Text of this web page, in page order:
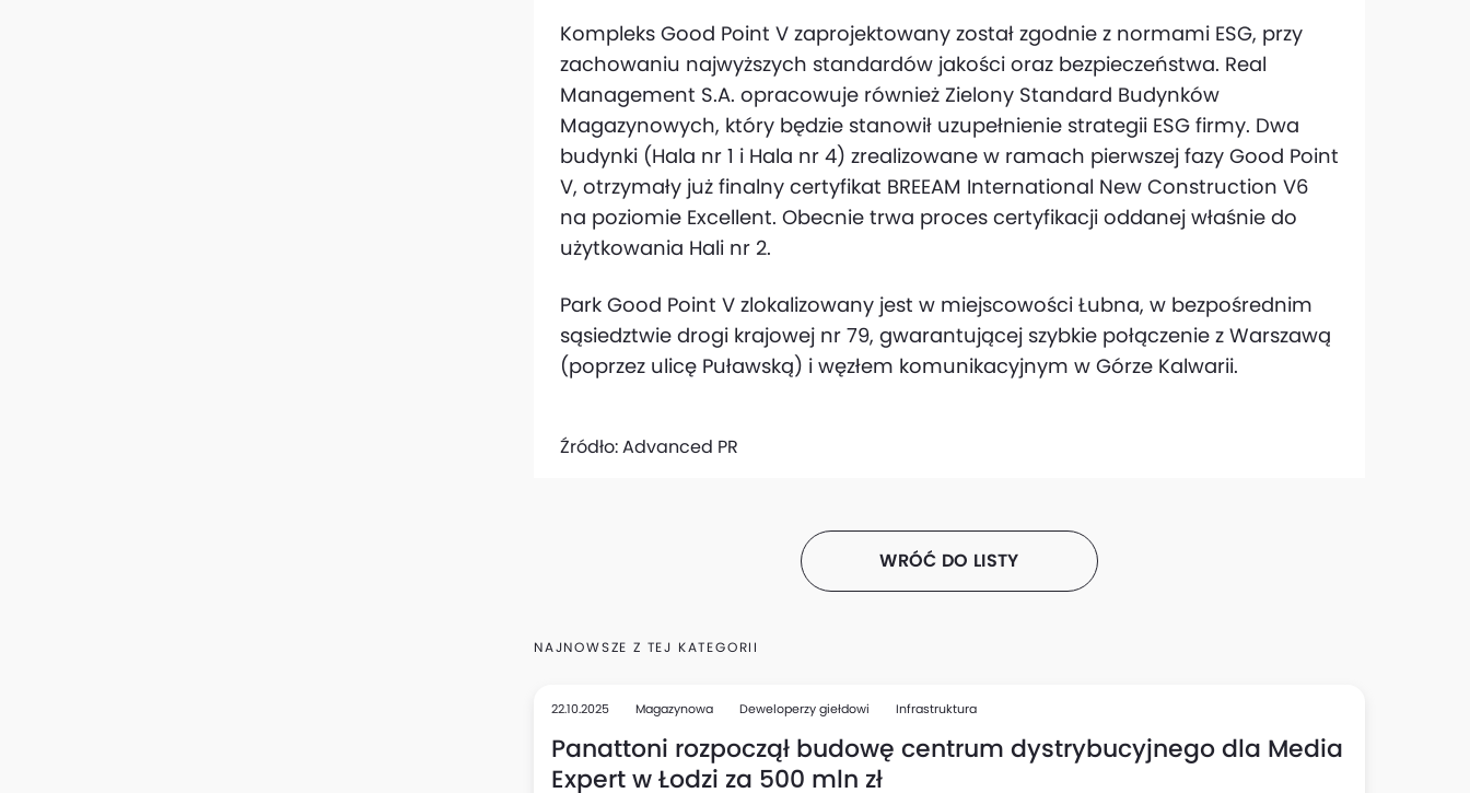
Kompleks Good Point V zaprojektowany został zgodnie z normami ESG, przy
zachowaniu najwyższych standardów jakości oraz bezpieczeństwa. Real
Management S.A. opracowuje również Zielony Standard Budynków
Magazynowych, który będzie stanowił uzupełnienie strategii ESG firmy. Dwa
budynki (Hala nr 1 i Hala nr 4) zrealizowane w ramach pierwszej fazy Good Point
V, otrzymały już finalny certyfikat BREEAM International New Construction V6
na poziomie Excellent. Obecnie trwa proces certyfikacji oddanej właśnie do
użytkowania Hali nr 2.
Park Good Point V zlokalizowany jest w miejscowości Łubna, w bezpośrednim
sąsiedztwie drogi krajowej nr 79, gwarantującej szybkie połączenie z Warszawą
(poprzez ulicę Puławską) i węzłem komunikacyjnym w Górze Kalwarii.
Źródło:Advanced PR
WRÓĆ DO LISTY
NAJNOWSZE Z TEJ KATEGORII
22.10.2025 Magazynowa Deweloperzy giełdowi Infrastruktura
Panattoni rozpoczął budowę centrum dystrybucyjnego dla Media
Expert w Łodzi za 500 mln zł